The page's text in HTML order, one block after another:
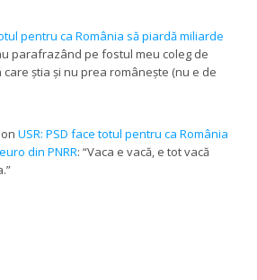
pentru ca România să piardă miliarde
parafrazând pe fostul meu coleg de
știa și nu prea românește (nu e de
onUSR: PSD face totul pentru ca România
din PNRR: “Vaca e vacă, e tot vacă
”